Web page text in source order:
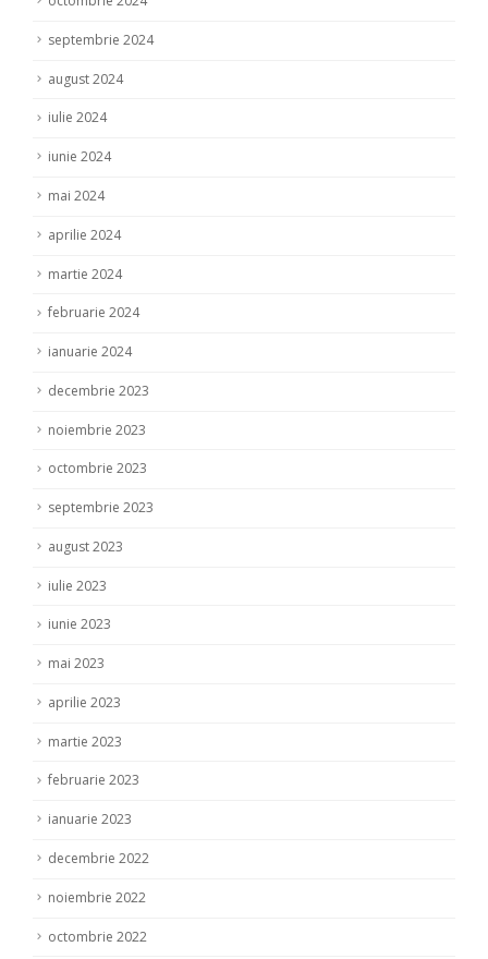
septembrie 2024
august 2024
iulie 2024
iunie 2024
mai 2024
aprilie 2024
martie 2024
februarie 2024
ianuarie 2024
decembrie 2023
noiembrie 2023
octombrie 2023
septembrie 2023
august 2023
iulie 2023
iunie 2023
mai 2023
aprilie 2023
martie 2023
februarie 2023
ianuarie 2023
decembrie 2022
noiembrie 2022
octombrie 2022